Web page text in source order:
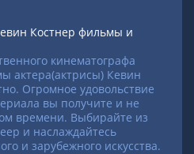
Костнер фильмы и
кинематографа
актера(актрисы) Кевин
Огромное удовольствие
вы получите и не
времени. Выбирайте из
и наслаждайтесь
и зарубежного искусства.